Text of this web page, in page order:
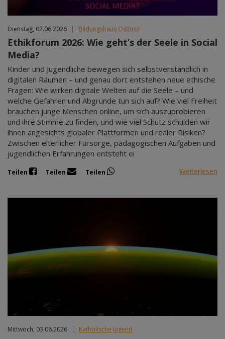
Dienstag, 02.06.2026 | Bildungshaus Osttirol
Ethikforum 2026: Wie geht’s der Seele in Social
Media?
Kinder und Jugendliche bewegen sich selbstverständlich in
digitalen Räumen – und genau dort entstehen neue ethische
Fragen: Wie wirken digitale Welten auf die Seele – und
welche Gefahren und Abgründe tun sich auf? Wie viel Freiheit
brauchen junge Menschen online, um sich auszuprobieren
und ihre Stimme zu finden, und wie viel Schutz schulden wir
ihnen angesichts globaler Plattformen und realer Risiken?
Zwischen elterlicher Fürsorge, pädagogischen Aufgaben und
jugendlichen Erfahrungen entsteht ei
Teilen Teilen Teilen Weiterlesen
Mittwoch, 03.06.2026 | Katholische Jugend